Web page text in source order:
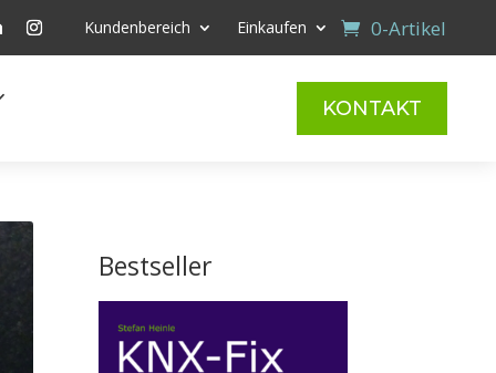
Kundenbereich Einkaufen 0-Artikel
KONTAKT
Bestseller